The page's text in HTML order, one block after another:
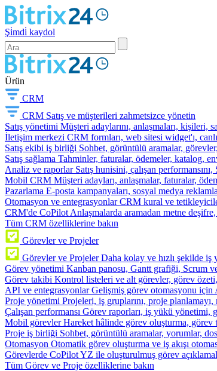
Şi̇mdi̇ kaydol
Ürün
CRM
CRM Satış ve müşterileri zahmetsizce yönetin
Satış yönetimi Müşteri adaylarını, anlaşmaları, kişileri,
İletişim merkezi CRM formları, web sitesi widget'ı,
Satış ekibi iş birliği Sohbet, görüntülü aramalar,
Satış sağlama Tahminler, faturalar, ödemeler, katalog,
Analiz ve raporlar Satış hunisini, çalışan
Mobil CRM Müşteri adayları, anlaşmalar, faturalar,
Pazarlama E-posta kampanyaları, sosyal medya
Otomasyon ve entegrasyonlar CRM kural ve
CRM'de CoPilot Anlaşmalarda aramadan metne
Tüm CRM özelliklerine bakın
Görevler ve Projeler
Görevler ve Projeler Daha kolay ve hızlı şekilde iş
Görev yönetimi Kanban panosu, Gantt grafiği, Scrum
Görev takibi Kontrol listeleri ve alt görevler, görev
API ve entegrasyonlar Gelişmiş görev otomasyonu için
Proje yönetimi Projeleri, iş gruplarını, proje
Çalışan performansı Görev raporları, iş yükü
Mobil görevler Hareket hâlinde görev oluşturma,
Proje iş birliği Sohbet, görüntülü aramalar, yorumlar,
Otomasyon Otomatik görev oluşturma ve iş akışı
Görevlerde CoPilotYZ ile oluşturulmuş görev
Tüm Görev ve Proje özelliklerine bakın